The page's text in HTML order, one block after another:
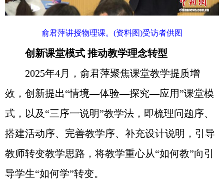
俞君萍讲授物理课。(资料图)受访者供图
创新课堂模式 推动教学理念转型
2025年4月，俞君萍聚焦课堂教学提质增
效，创新提出“情境—体验—探究—应用”课堂模
式，以及“三序一说明”教学法，即梳理问题序、
搭建活动序、完善教学序、补充设计说明，引导
教师转变教学思路，将教学重心从“如何教”向引
导学生“如何学”转变。